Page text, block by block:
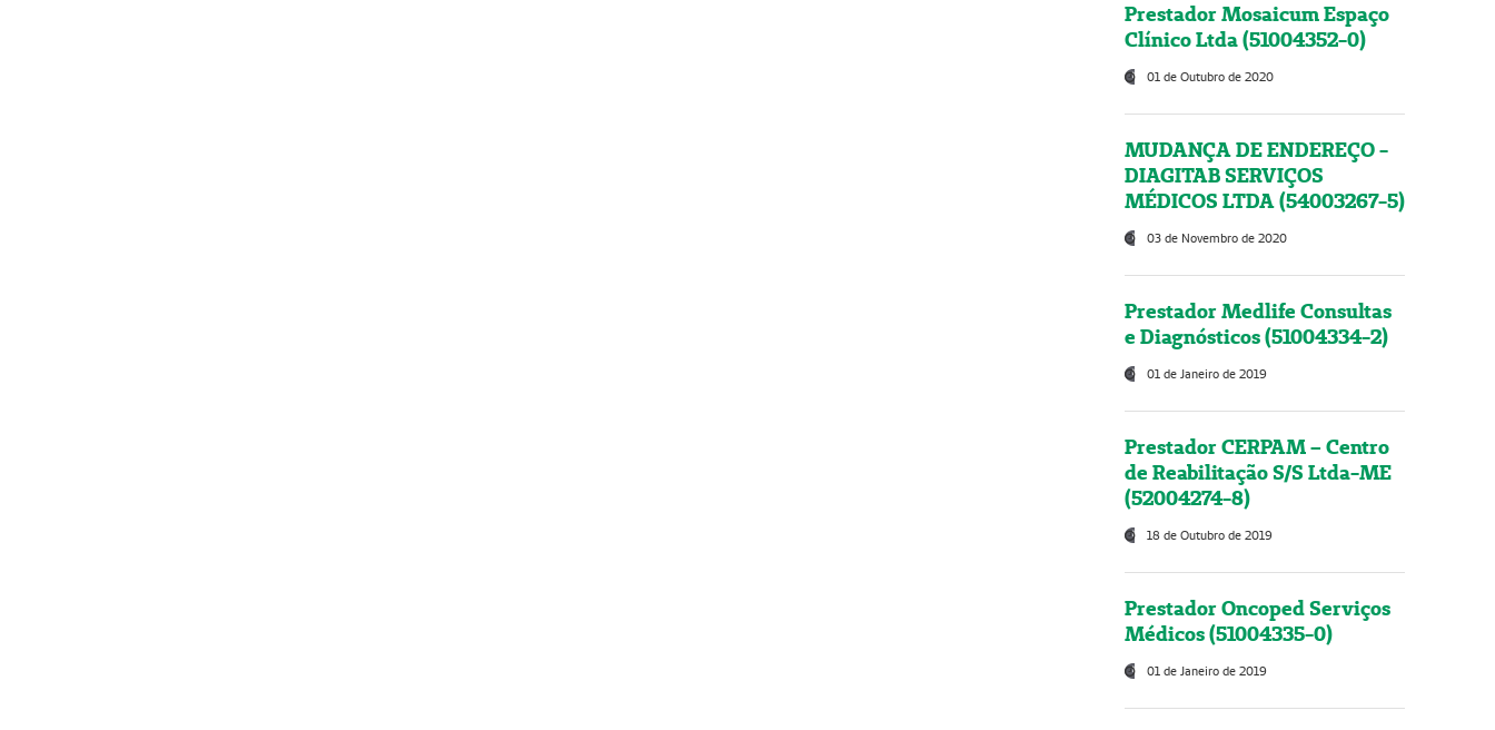
Prestador Mosaicum Espaço
Clínico Ltda (51004352-0)
01 de Outubro de 2020
MUDANÇA DE ENDEREÇO -
DIAGITAB SERVIÇOS
MÉDICOS LTDA (54003267-5)
03 de Novembro de 2020
Prestador Medlife Consultas
e Diagnósticos (51004334-2)
01 de Janeiro de 2019
Prestador CERPAM – Centro
de Reabilitação S/S Ltda-ME
(52004274-8)
18 de Outubro de 2019
Prestador Oncoped Serviços
Médicos (51004335-0)
01 de Janeiro de 2019